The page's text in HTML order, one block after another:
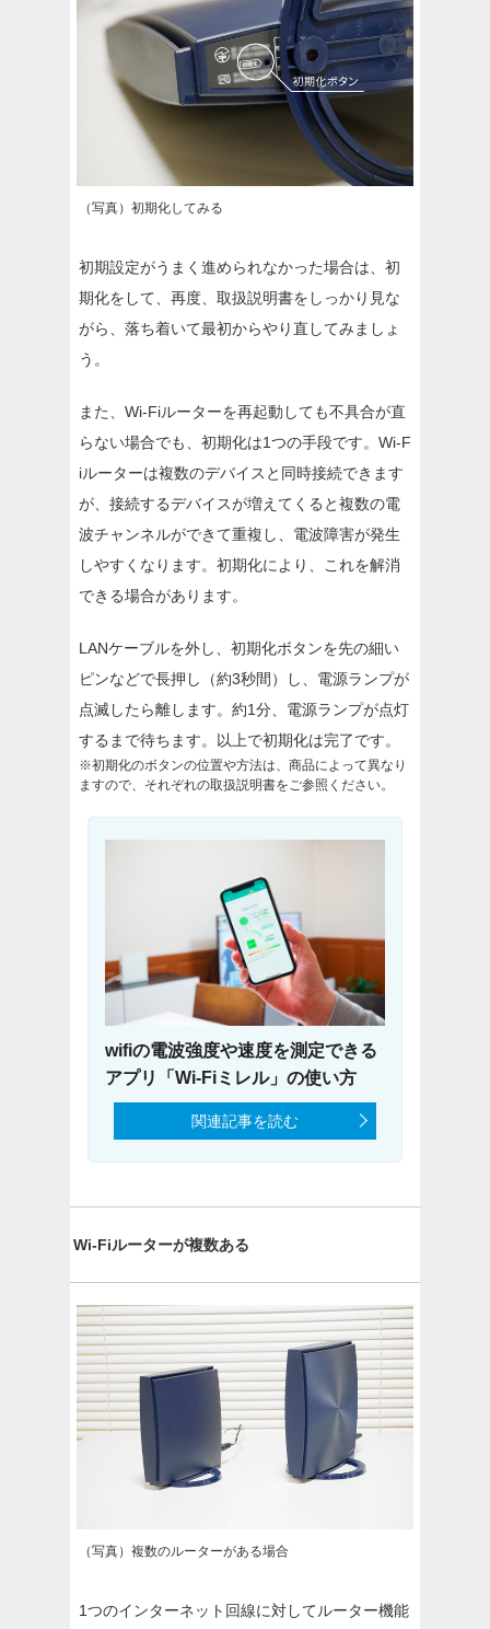
（写真）初期化してみる
初期設定がうまく進められなかった場合は、初
期化をして、再度、取扱説明書をしっかり見な
がら、落ち着いて最初からやり直してみましょ
う。
また、Wi-Fiルーターを再起動しても不具合が直
らない場合でも、初期化は1つの手段です。Wi-F
iルーターは複数のデバイスと同時接続できます
が、接続するデバイスが増えてくると複数の電
波チャンネルができて重複し、電波障害が発生
しやすくなります。初期化により、これを解消
できる場合があります。
LANケーブルを外し、初期化ボタンを先の細い
ピンなどで長押し（約3秒間）し、電源ランプが
点滅したら離します。約1分、電源ランプが点灯
するまで待ちます。以上で初期化は完了です。
※初期化のボタンの位置や方法は、商品によって異なり
ますので、それぞれの取扱説明書をご参照ください。
wifiの電波強度や速度を測定できる
アプリ「Wi-Fiミレル」の使い方
関連記事を読む
Wi-Fiルーターが複数ある
（写真）複数のルーターがある場合
1つのインターネット回線に対してルーター機能